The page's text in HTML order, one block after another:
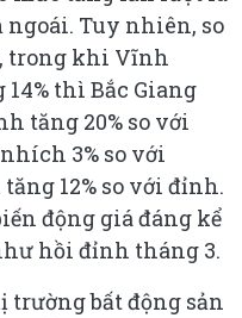
ngoái. Tuy nhiên, so
trong khi Vĩnh
thì Bắc Giang
tăng 20% so với
3% so với
12% so với đỉnh.
động giá đáng kể
hồi đỉnh tháng 3.
bất động sản